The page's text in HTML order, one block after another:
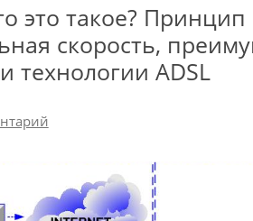
это такое?
скорость,
технологии ADSL